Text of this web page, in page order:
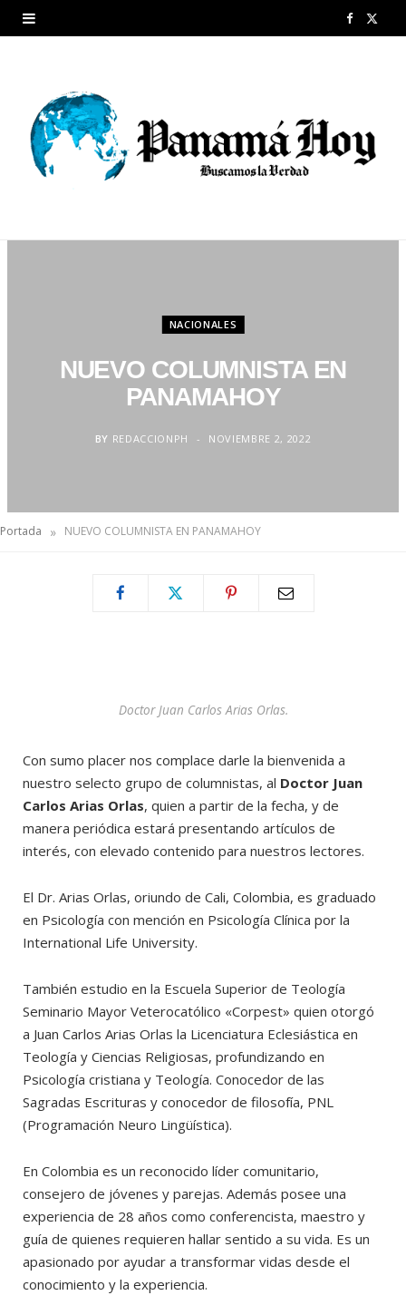
F
b
NACIONALES
NUEVO COLUMNISTA EN
PANAMAHOY
BY REDACCIONPH NOVIEMBRE 2, 2022
Portada » NUEVO COLUMNISTA EN PANAMAHOY
Doctor Juan Carlos Arias Orlas.
Con sumo placer nos complace darle la bienvenida a
nuestro selecto grupo de columnistas, al Doctor Juan
Carlos Arias Orlas, quien a partir de la fecha, y de
manera periódica estará presentando artículos de
interés, con elevado contenido para nuestros lectores.
El Dr. Arias Orlas, oriundo de Cali, Colombia, es graduado
en Psicología con mención en Psicología Clínica por la
International Life University.
También estudio en la Escuela Superior de Teología
Seminario Mayor Veterocatólico «Corpest» quien otorgó
a Juan Carlos Arias Orlas la Licenciatura Eclesiástica en
Teología y Ciencias Religiosas, profundizando en
Psicología cristiana y Teología. Conocedor de las
Sagradas Escrituras y conocedor de filosofía, PNL
(Programación Neuro Lingüística).
En Colombia es un reconocido líder comunitario,
consejero de jóvenes y parejas. Además posee una
experiencia de 28 años como conferencista, maestro y
guía de quienes requieren hallar sentido a su vida. Es un
apasionado por ayudar a transformar vidas desde el
conocimiento y la experiencia.